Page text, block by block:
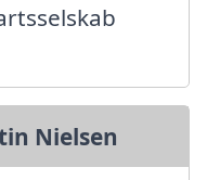
Nielsen